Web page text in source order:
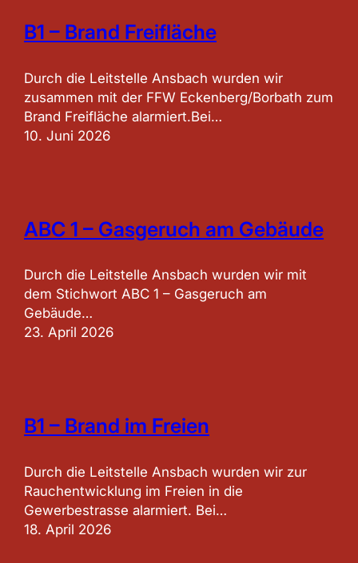
B1 – Brand Freifläche
Durch die Leitstelle Ansbach wurden wir
zusammen mit der FFW Eckenberg/Borbath zum
Brand Freifläche alarmiert.Bei…
10. Juni 2026
ABC 1 – Gasgeruch am Gebäude
Durch die Leitstelle Ansbach wurden wir mit
dem Stichwort ABC 1 – Gasgeruch am
Gebäude…
23. April 2026
B1 – Brand im Freien
Durch die Leitstelle Ansbach wurden wir zur
Rauchentwicklung im Freien in die
Gewerbestrasse alarmiert. Bei…
18. April 2026